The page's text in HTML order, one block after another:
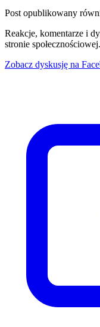
Post opublikowany
Reakcje, komentarze i
stronie społecznościowej.
Zobacz dyskusję na